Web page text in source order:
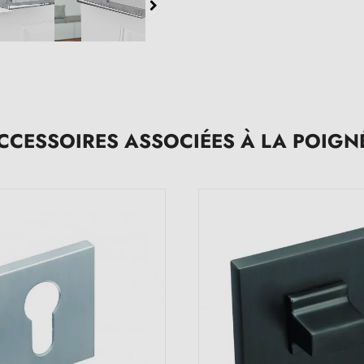
ASSOCIÉES À LA